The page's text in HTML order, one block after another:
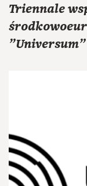
JĘZYK: PL
Triennale
"Universum"